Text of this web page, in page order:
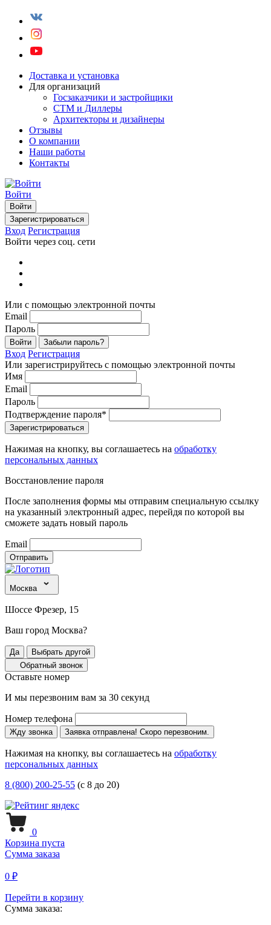
Доставка и установка
Для организаций
Госзаказчики и застройщики
СТМ и Диллеры
Архитекторы и дизайнеры
Отзывы
О компании
Наши работы
Контакты
Войти
Войти
Зарегистрироваться
Вход Регистрация
Войти через соц. сети
Или с помощью электронной почты
Email
Пароль
Войти Забыли пароль?
Вход Регистрация
Или зарегистрируйтесь с помощью электронной почты
Имя
Email
Пароль
Подтверждение пароля*
Зарегистрироваться
Нажимая на кнопку, вы соглашаетесь на обработку
персональных данных
Восстановление пароля
После заполнения формы мы отправим специальную ссылку
на указанный электронный адрес, перейдя по которой вы
сможете задать новый пароль
Email
Отправить
Москва
Шоссе Фрезер, 15
Ваш город Москва?
Да
Выбрать другой
Обратный звонок
Оставьте номер
И мы перезвоним вам за 30 секунд
Номер телефона
Жду звонка Заявка отправлена! Скоро перезвоним.
Нажимая на кнопку, вы соглашаетесь на обработку
персональных данных
8 (800) 200-25-55 (с 8 до 20)
0
Корзина пуста
Сумма заказа
0 ₽
Перейти в корзину
Сумма заказа: